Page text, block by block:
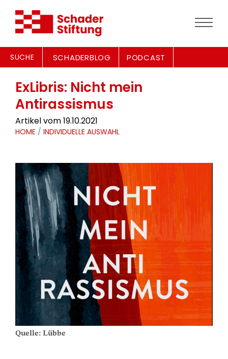
SUCHE SCHADERBLOG PODCAST
ExLibris: Nicht mein
Antirassismus
Artikel vom 19.10.2021
HOME / INDIVIDUELLE AUSWAHL
Quelle: Lübbe